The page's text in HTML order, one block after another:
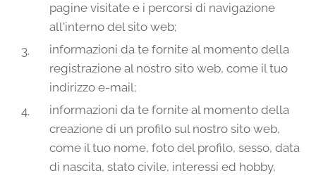
pagine visitate e i percorsi di navigazione
all'interno del sito web;
informazioni da te fornite al momento della
registrazione al nostro sito web, come il tuo
indirizzo e-mail;
informazioni da te fornite al momento della
creazione di un profilo sul nostro sito web,
come il tuo nome, foto del profilo, sesso, data
di nascita, stato civile, interessi ed hobby,